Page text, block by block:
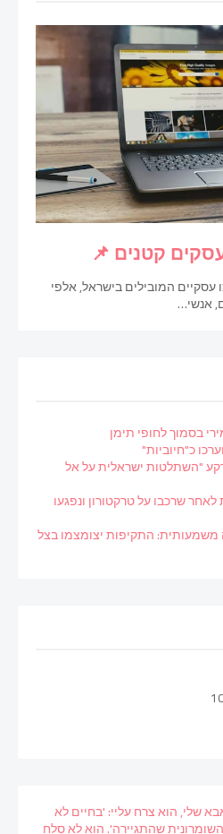
קטנים 📌
עסקיים המובילים בישראל, אלפי
אנשי…
בסמוך לחופי תימן
כ"חיוביות"
"השתלטות ישראלית על אל
לאחר שרכבו על טרקטורון ונפגעו
התקיפות יצומצמו בצל
שלי, הוא צרח עליי: 'בחיים לא
שהתגיירה'. הוא לא סלח